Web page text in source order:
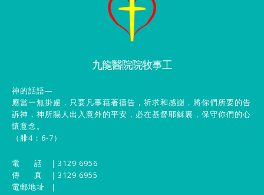
九龍醫院院牧事工
神的話語—
應當一無掛慮，只要凡事藉著禱告，祈求和感謝，將你們所要的告
訴神，神所賜人出入意外的平安，必在基督耶穌裏，保守你們的心
懷意念。
（腓4：6-7）
電 話
｜3129 6956
傳 真
｜3129 6955
電郵地址
｜